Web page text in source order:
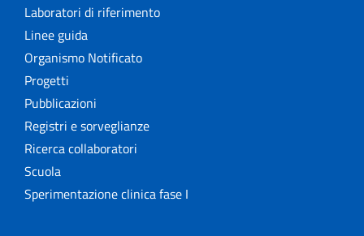
Laboratori di riferimento
Linee guida
Organismo Notificato
Progetti
Pubblicazioni
Registri e sorveglianze
Ricerca collaboratori
Scuola
Sperimentazione clinica fase I